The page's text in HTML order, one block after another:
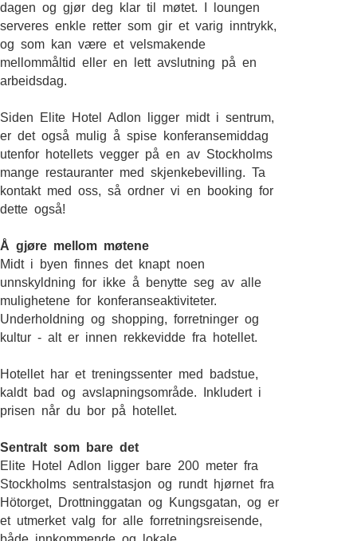
dagen og gjør deg klar til møtet. I loungen
serveres enkle retter som gir et varig inntrykk,
og som kan være et velsmakende
mellommåltid eller en lett avslutning på en
arbeidsdag.
Siden Elite Hotel Adlon ligger midt i sentrum,
er det også mulig å spise konferansemiddag
utenfor hotellets vegger på en av Stockholms
mange restauranter med skjenkebevilling. Ta
kontakt med oss, så ordner vi en booking for
dette også!
Å gjøre mellom møtene
Midt i byen finnes det knapt noen
unnskyldning for ikke å benytte seg av alle
mulighetene for konferanseaktiviteter.
Underholdning og shopping, forretninger og
kultur - alt er innen rekkevidde fra hotellet.
Hotellet har et treningssenter med badstue,
kaldt bad og avslapningsområde. Inkludert i
prisen når du bor på hotellet.
Sentralt som bare det
Elite Hotel Adlon ligger bare 200 meter fra
Stockholms sentralstasjon og rundt hjørnet fra
Hötorget, Drottninggatan og Kungsgatan, og er
et utmerket valg for alle forretningsreisende,